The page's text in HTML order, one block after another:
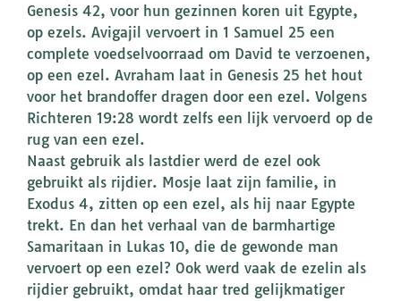
Genesis 42, voor hun gezinnen koren uit Egypte,
op ezels. Avigajil vervoert in 1 Samuel 25 een
complete voedselvoorraad om David te verzoenen,
op een ezel. Avraham laat in Genesis 25 het hout
voor het brandoffer dragen door een ezel. Volgens
Richteren 19:28 wordt zelfs een lijk vervoerd op de
rug van een ezel.
Naast gebruik als lastdier werd de ezel ook
gebruikt als rijdier. Mosje laat zijn familie, in
Exodus 4, zitten op een ezel, als hij naar Egypte
trekt. En dan het verhaal van de barmhartige
Samaritaan in Lukas 10, die de gewonde man
vervoert op een ezel? Ook werd vaak de ezelin als
rijdier gebruikt, omdat haar tred gelijkmatiger